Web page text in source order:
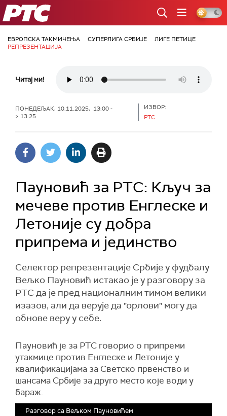
РТС
ЕВРОПСКА ТАКМИЧЕЊА СУПЕРЛИГА СРБИЈЕ
ЛИГЕ ПЕТИЦЕ
РЕПРЕЗЕНТАЦИЈА
Читај ми!
ПОНЕДЕЉАК, 10.11.2025, 13:00 -
> 13:25
ИЗВОР:
РТС
Пауновић за РТС: Кључ за
мечеве против Енглеске и
Летоније су добра
припрема и јединство
Селектор репрезентације Србије у фудбалу
Вељко Пауновић истакао је у разговору за
РТС да је пред националним тимом велики
изазов, али да верује да "орлови" могу да
обнове веру у себе.
Пауновић је за РТС говорио о припреми
утакмице против Енглеске и Летоније у
квалификацијама за Светско првенство и
шансама Србије за друго место које води у
бараж.
Разговор са Вељком Пауновићем